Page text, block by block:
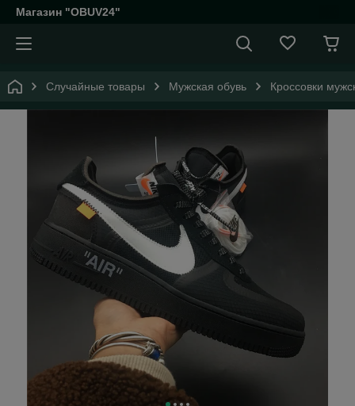
Магазин "OBUV24"
Случайные товары Мужская обувь Кроссовки